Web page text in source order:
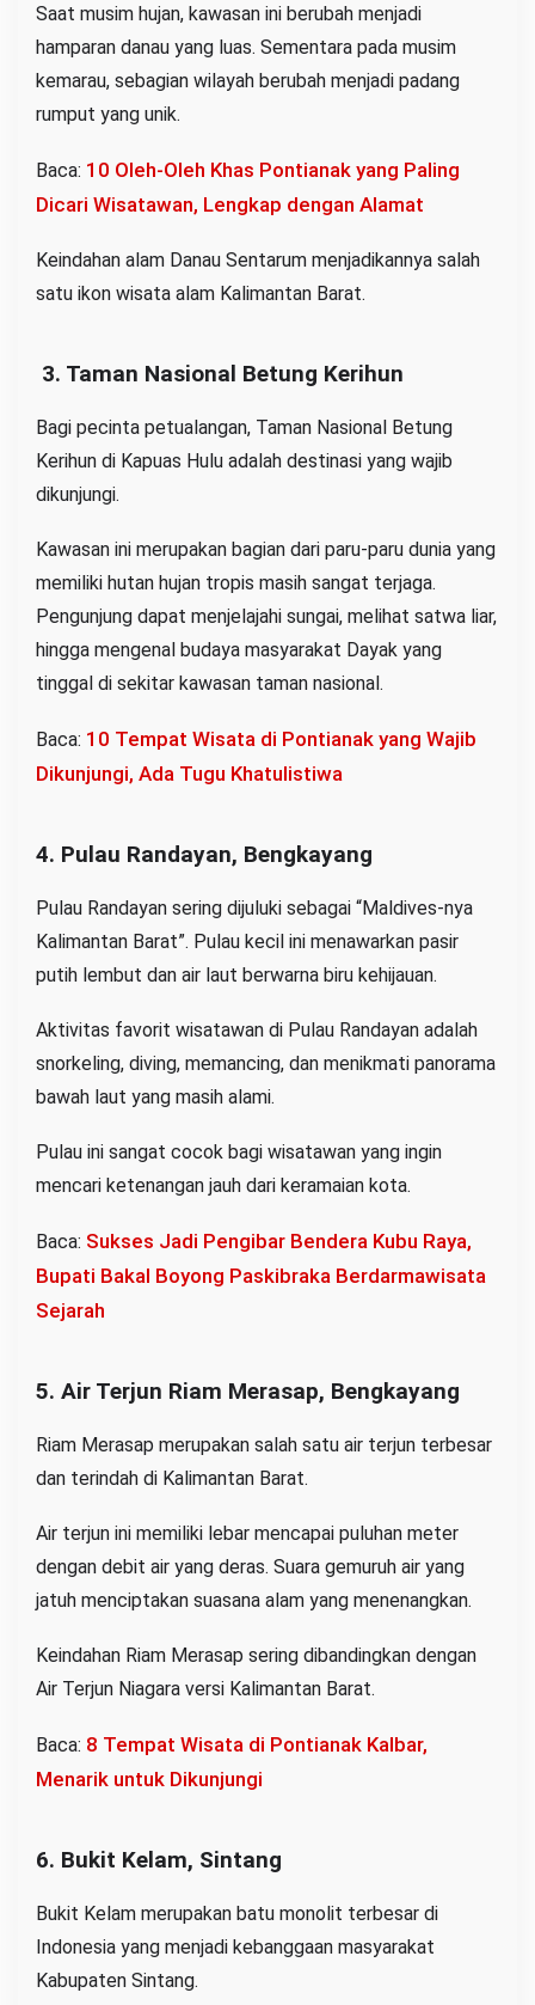
Saat musim hujan, kawasan ini berubah menjadi
hamparan danau yang luas. Sementara pada musim
kemarau, sebagian wilayah berubah menjadi padang
rumput yang unik.
Baca: 10 Oleh-Oleh Khas Pontianak yang Paling
Dicari Wisatawan, Lengkap dengan Alamat
Keindahan alam Danau Sentarum menjadikannya salah
satu ikon wisata alam Kalimantan Barat.
3. Taman Nasional Betung Kerihun
Bagi pecinta petualangan, Taman Nasional Betung
Kerihun di Kapuas Hulu adalah destinasi yang wajib
dikunjungi.
Kawasan ini merupakan bagian dari paru-paru dunia yang
memiliki hutan hujan tropis masih sangat terjaga.
Pengunjung dapat menjelajahi sungai, melihat satwa liar,
hingga mengenal budaya masyarakat Dayak yang
tinggal di sekitar kawasan taman nasional.
Baca: 10 Tempat Wisata di Pontianak yang Wajib
Dikunjungi, Ada Tugu Khatulistiwa
4. Pulau Randayan, Bengkayang
Pulau Randayan sering dijuluki sebagai “Maldives-nya
Kalimantan Barat”. Pulau kecil ini menawarkan pasir
putih lembut dan air laut berwarna biru kehijauan.
Aktivitas favorit wisatawan di Pulau Randayan adalah
snorkeling, diving, memancing, dan menikmati panorama
bawah laut yang masih alami.
Pulau ini sangat cocok bagi wisatawan yang ingin
mencari ketenangan jauh dari keramaian kota.
Baca: Sukses Jadi Pengibar Bendera Kubu Raya,
Bupati Bakal Boyong Paskibraka Berdarmawisata
Sejarah
5. Air Terjun Riam Merasap, Bengkayang
Riam Merasap merupakan salah satu air terjun terbesar
dan terindah di Kalimantan Barat.
Air terjun ini memiliki lebar mencapai puluhan meter
dengan debit air yang deras. Suara gemuruh air yang
jatuh menciptakan suasana alam yang menenangkan.
Keindahan Riam Merasap sering dibandingkan dengan
Air Terjun Niagara versi Kalimantan Barat.
Baca: 8 Tempat Wisata di Pontianak Kalbar,
Menarik untuk Dikunjungi
6. Bukit Kelam, Sintang
Bukit Kelam merupakan batu monolit terbesar di
Indonesia yang menjadi kebanggaan masyarakat
Kabupaten Sintang.